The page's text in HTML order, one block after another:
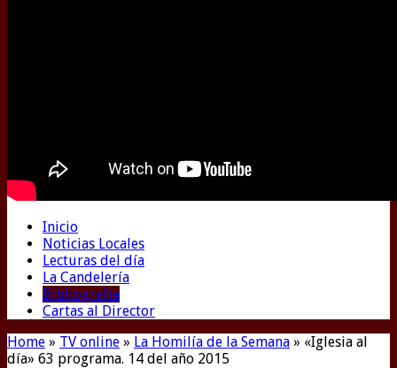
Inicio
Noticias Locales
Lecturas del día
La Candelería
Bibliografía
Cartas al Director
Home » TV online » La Homilía de la Semana » «Iglesia al
día» 63 programa. 14 del año 2015